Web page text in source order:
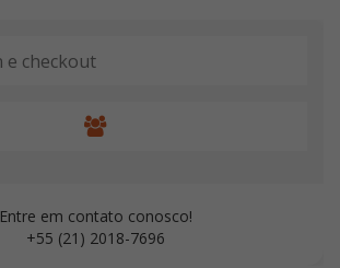
Entre em contato conosco!
+55 (21) 2018-7696